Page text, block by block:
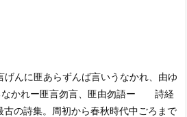
げんに匪あらずんば言いうなかれ、由ゆ
かれー匪言勿言、匪由勿語ー 詩経
古の詩集。周初から春秋時代中ごろまで